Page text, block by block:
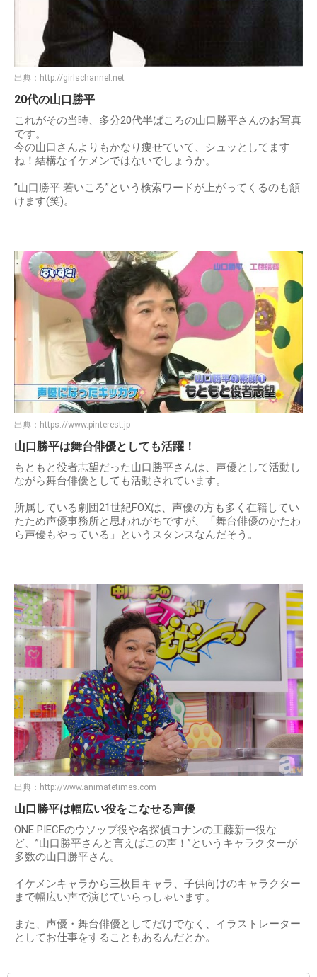
出典： http://girlschannel.net
20代の山口勝平
これがその当時、多分20代半ばころの山口勝平さんのお写真
です。
今の山口さんよりもかなり痩せていて、シュッとしてます
ね！結構なイケメンではないでしょうか。
”山口勝平 若いころ”という検索ワードが上がってくるのも頷
けます(笑)。
出典： https://www.pinterest.jp
山口勝平は舞台俳優としても活躍！
もともと役者志望だった山口勝平さんは、声優として活動し
ながら舞台俳優としても活動されています。
所属している劇団21世紀FOXは、声優の方も多く在籍してい
たため声優事務所と思われがちですが、「舞台俳優のかたわ
ら声優もやっている」というスタンスなんだそう。
出典： http://www.animatetimes.com
山口勝平は幅広い役をこなせる声優
ONE PIECEのウソップ役や名探偵コナンの工藤新一役な
ど、”山口勝平さんと言えばこの声！”というキャラクターが
多数の山口勝平さん。
イケメンキャラから三枚目キャラ、子供向けのキャラクター
まで幅広い声で演じていらっしゃいます。
また、声優・舞台俳優としてだけでなく、イラストレーター
としてお仕事をすることもあるんだとか。